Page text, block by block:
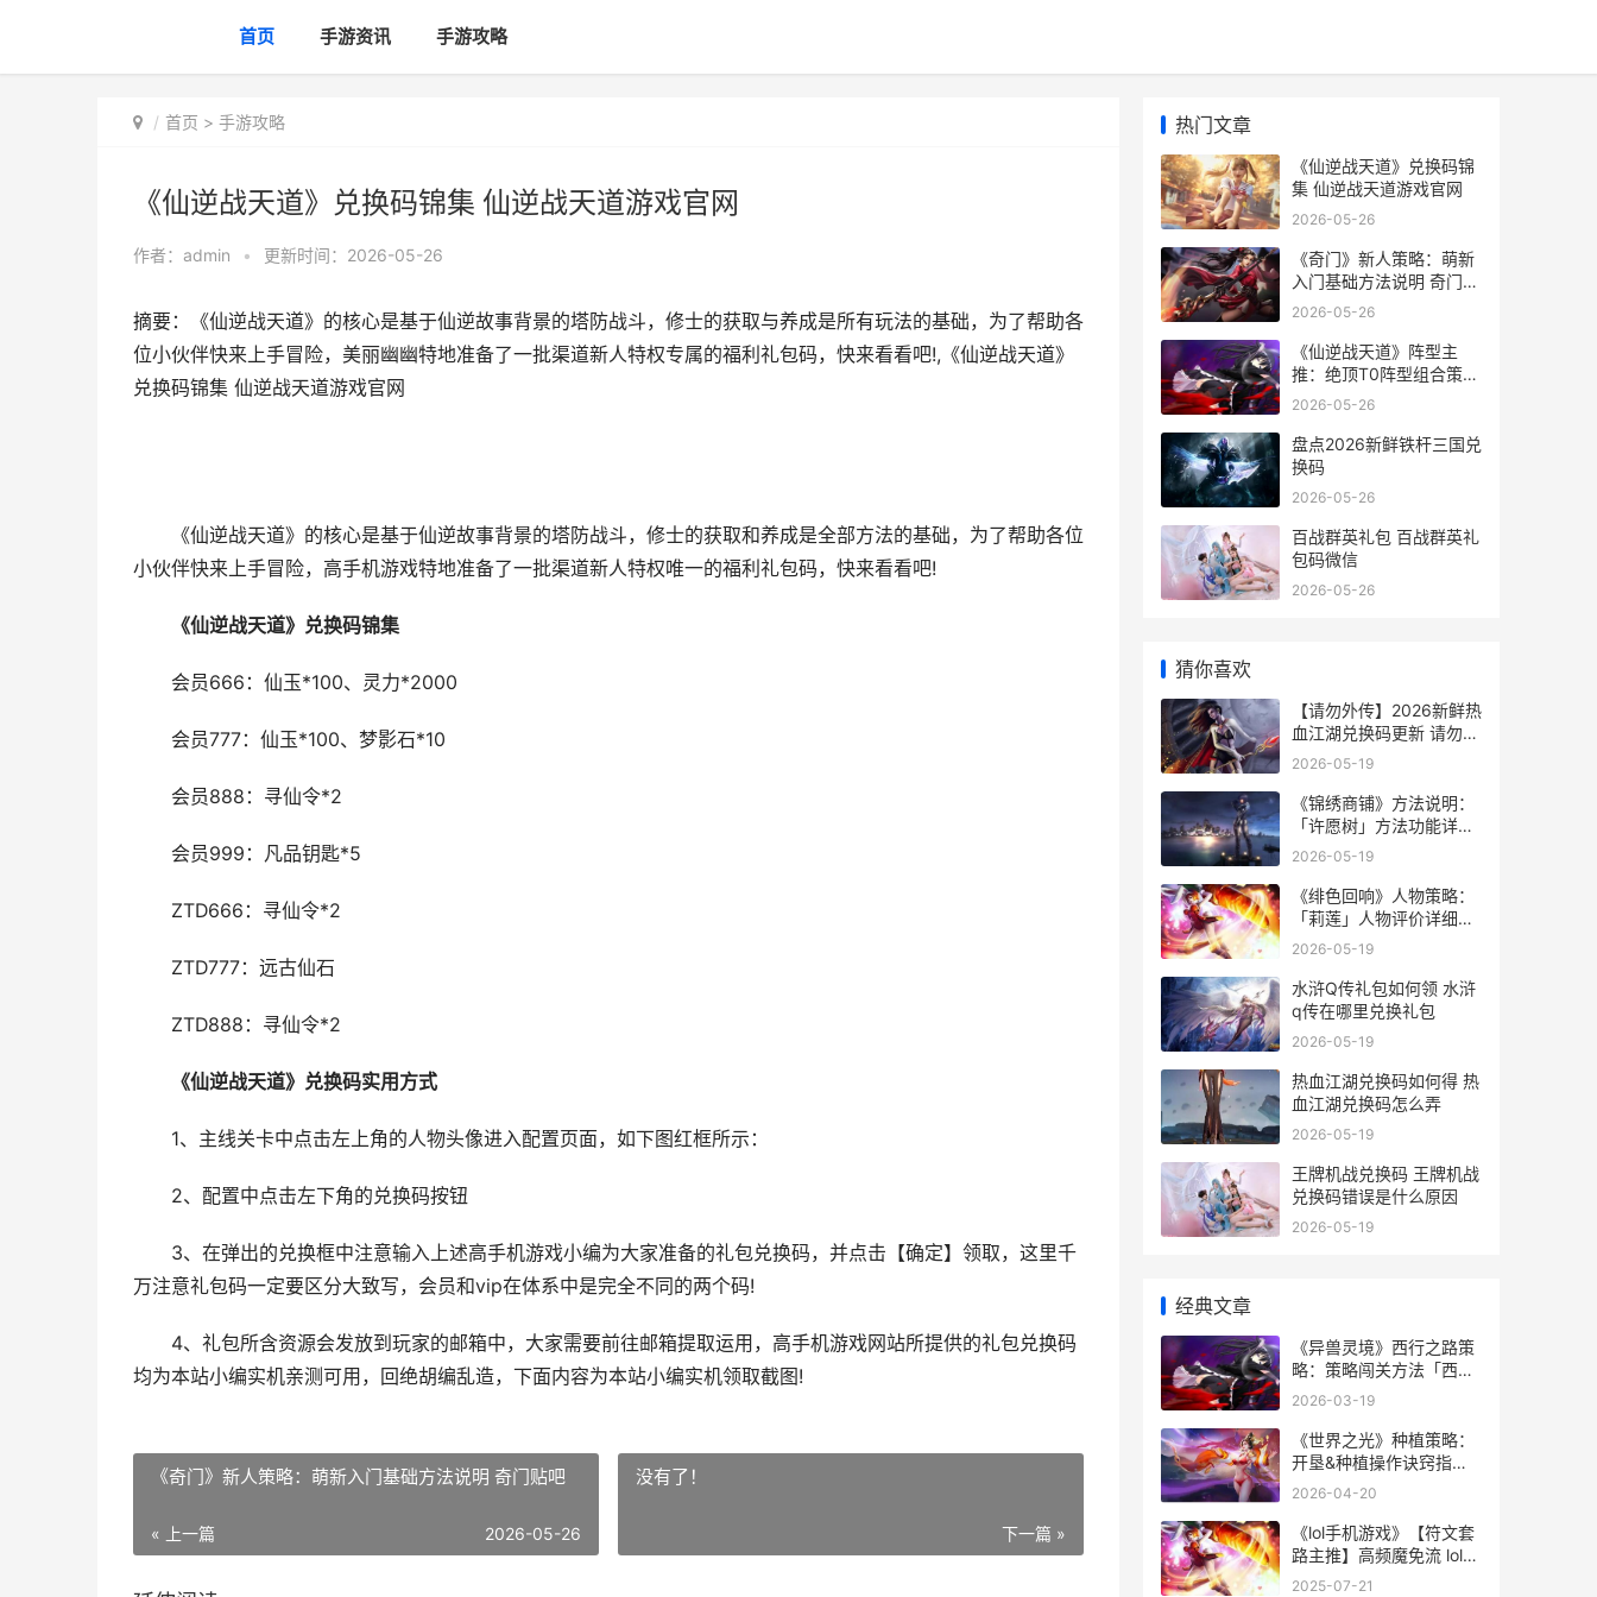
首页 手游资讯 手游攻略
首页 > 手游攻略
《仙逆战天道》兑换码锦集 仙逆战天道游戏官网
作者： admin • 更新时间：2026-05-26
摘要：《仙逆战天道》的核心是基于仙逆故事背景的塔防战斗，修士的获取与养成是所有玩法的基础，为了帮助各
位小伙伴快来上手冒险，美丽幽幽特地准备了一批渠道新人特权专属的福利礼包码，快来看看吧!,《仙逆战天道》
兑换码锦集 仙逆战天道游戏官网
《仙逆战天道》的核心是基于仙逆故事背景的塔防战斗，修士的获取和养成是全部方法的基础，为了帮助各位
小伙伴快来上手冒险，高手机游戏特地准备了一批渠道新人特权唯一的福利礼包码，快来看看吧!
《仙逆战天道》兑换码锦集
会员666：仙玉*100、灵力*2000
会员777：仙玉*100、梦影石*10
会员888：寻仙令*2
会员999：凡品钥匙*5
ZTD666：寻仙令*2
ZTD777：远古仙石
ZTD888：寻仙令*2
《仙逆战天道》兑换码实用方式
1、主线关卡中点击左上角的人物头像进入配置页面，如下图红框所示：
2、配置中点击左下角的兑换码按钮
3、在弹出的兑换框中注意输入上述高手机游戏小编为大家准备的礼包兑换码，并点击【确定】领取，这里千
万注意礼包码一定要区分大致写，会员和vip在体系中是完全不同的两个码!
4、礼包所含资源会发放到玩家的邮箱中，大家需要前往邮箱提取运用，高手机游戏网站所提供的礼包兑换码
均为本站小编实机亲测可用，回绝胡编乱造，下面内容为本站小编实机领取截图!
《奇门》新人策略：萌新入门基础方法说明 奇门贴吧
« 上一篇 2026-05-26
没有了！
下一篇 »
热门文章
《仙逆战天道》兑换码锦
集 仙逆战天道游戏官网
2026-05-26
《奇门》新人策略：萌新
入门基础方法说明 奇门贴
吧
2026-05-26
《仙逆战天道》阵型主
推：绝顶T0阵型组合策略
仙逆战天道兑换码
2026-05-26
盘点2026新鲜铁杆三国兑
换码
2026-05-26
百战群英礼包 百战群英礼
包码微信
2026-05-26
猜你喜欢
【请勿外传】2026新鲜热
血江湖兑换码更新 请勿外
食
2026-05-19
《锦绣商铺》方法说明：
「许愿树」方法功能详细
解答 锦绣商厦
2026-05-19
《绯色回响》人物策略：
「莉莲」人物评价详细解
答 绯色的回归国语版是第
2026-05-19
水浒Q传礼包如何领 水浒
q传在哪里兑换礼包
2026-05-19
热血江湖兑换码如何得 热
血江湖兑换码怎么弄
2026-05-19
王牌机战兑换码 王牌机战
兑换码错误是什么原因
2026-05-19
经典文章
《异兽灵境》西行之路策
略：策略闯关方法「西行
之路」通关宝典 异兽的境
2026-03-19
《世界之光》种植策略：
开垦&种植操作诀窍指导
世界之光 诗歌
2026-04-20
《lol手机游戏》【符文套
路主推】高频魔免流 lol手
机版游戏
2025-07-21